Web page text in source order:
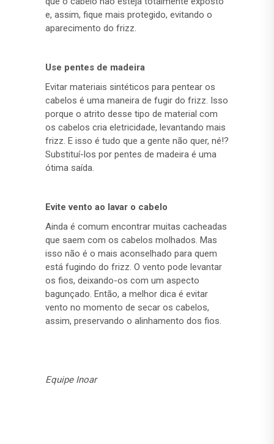
e, assim, fique mais protegido, evitando o
aparecimento do frizz.
Use pentes de madeira
Evitar materiais sintéticos para pentear os
cabelos é uma maneira de fugir do frizz. Isso
porque o atrito desse tipo de material com
os cabelos cria eletricidade, levantando mais
frizz. E isso é tudo que a gente não quer, né!?
Substituí-los por pentes de madeira é uma
ótima saída.
Evite vento ao lavar o cabelo
Ainda é comum encontrar muitas cacheadas
que saem com os cabelos molhados. Mas
isso não é o mais aconselhado para quem
está fugindo do frizz. O vento pode levantar
os fios, deixando-os com um aspecto
bagunçado. Então, a melhor dica é evitar
vento no momento de secar os cabelos,
assim, preservando o alinhamento dos fios.
Equipe Inoar